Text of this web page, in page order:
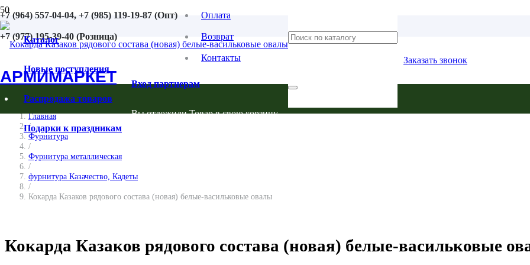
+7 (964) 557-04-04, +7 (985) 119-19-87 (Опт)
+7 (977) 195-39-40 (Розница)
Оплата
Возврат
Контакты
АРМИМАРКЕТ
Заказать звонок
Каталог
Новые поступления
Распродажа товаров
Подарки к праздникам
Вход партнерам
Вы отложилиТоварв свою корзину.
Главная
/
Фурнитура
/
Фурнитура металлическая
/
фурнитура Казачество, Кадеты
/
Кокарда Казаков рядового состава (новая) белые-васильковые овалы
Кокарда Казаков рядового состава (новая) белые-васильковые